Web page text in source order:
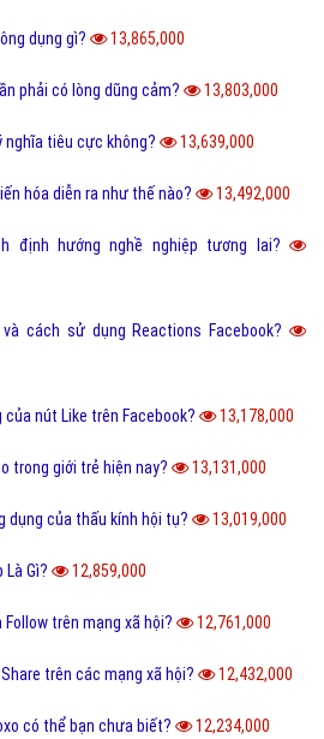
dụng gì? 13,865,000
phải có lòng dũng cảm? 13,803,000
nghĩa tiêu cực không? 13,639,000
hóa diễn ra như thế nào? 13,492,000
định hướng nghề nghiệp tương lai?
cách sử dụng Reactions Facebook?
nút Like trên Facebook? 13,178,000
trong giới trẻ hiện nay? 13,131,000
dụng của thấu kính hội tụ? 13,019,000
Là Gì? 12,859,000
trên mạng xã hội? 12,761,000
trên các mạng xã hội? 12,432,000
có thể bạn chưa biết? 12,234,000